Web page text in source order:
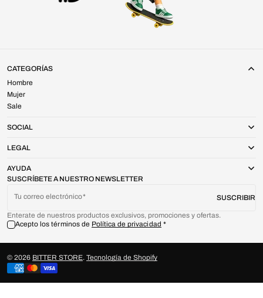
SUSCRÍBETE A NUESTRO NEWSLETTER
Tu correo electrónico SUSCRIBIR
Enterate de nuestros productos exclusivos, promociones y ofertas.
Acepto los términos de Política de privacidad
CATEGORÍAS
Hombre
Mujer
Sale
SOCIAL
LEGAL
AYUDA
© 2026 BITTER STORE. Tecnología de Shopify